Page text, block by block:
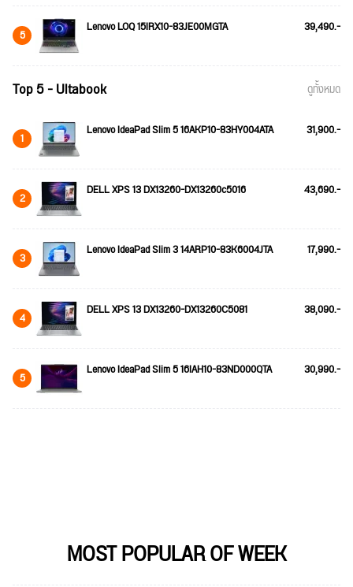
5 Lenovo LOQ 15IRX10-83JE00MGTA 39,490.-
Top 5 - Ultabook ดูทั้งหมด
1 Lenovo IdeaPad Slim 5 16AKP10-83HY004ATA 31,900.-
2 DELL XPS 13 DX13260-DX13260c5016 43,690.-
3 Lenovo IdeaPad Slim 3 14ARP10-83K6004JTA 17,990.-
4 DELL XPS 13 DX13260-DX13260C5081 38,090.-
5 Lenovo IdeaPad Slim 5 16IAH10-83ND000QTA 30,990.-
MOST POPULAR OF WEEK